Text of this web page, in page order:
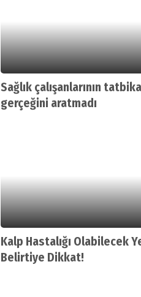
Sağlık çalışanlarının
gerçeğini aratmadı
Kalp Hastalığı Olabilecek
Belirtiye Dikkat!